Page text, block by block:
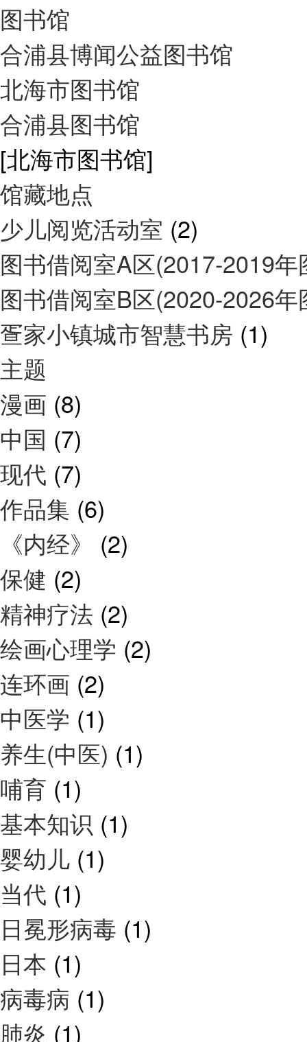
图书馆
合浦县博闻公益图书馆
北海市图书馆
合浦县图书馆
[北海市图书馆]
馆藏地点
少儿阅览活动室 (2)
图书借阅室A区(2017-2019
图书借阅室B区(2020-2026
疍家小镇城市智慧书房 (1)
主题
漫画 (8)
中国 (7)
现代 (7)
作品集 (6)
《内经》 (2)
保健 (2)
精神疗法 (2)
绘画心理学 (2)
连环画 (2)
中医学 (1)
养生(中医) (1)
哺育 (1)
基本知识 (1)
婴幼儿 (1)
当代 (1)
日冕形病毒 (1)
日本 (1)
病毒病 (1)
肺炎 (1)